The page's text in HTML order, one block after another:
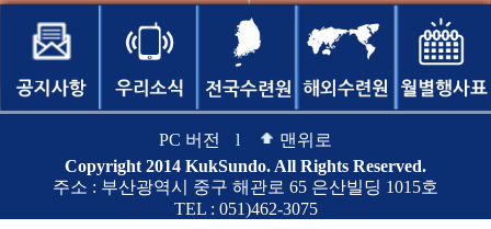
PC 버전 l
맨위로
Copyright 2014 KukSundo. All Rights Reserved.
주소 : 부산광역시 중구 해관로 65 은산빌딩 1015호
TEL : 051)462-3075